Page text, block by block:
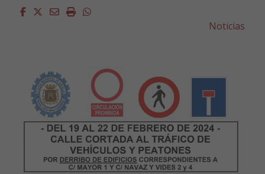
Facebook
Twitter
EmailImprimirWhatsapp
Noticias